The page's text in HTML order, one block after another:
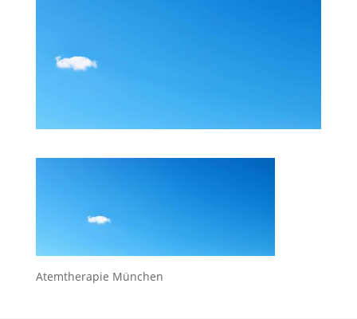
Atemtherapie München